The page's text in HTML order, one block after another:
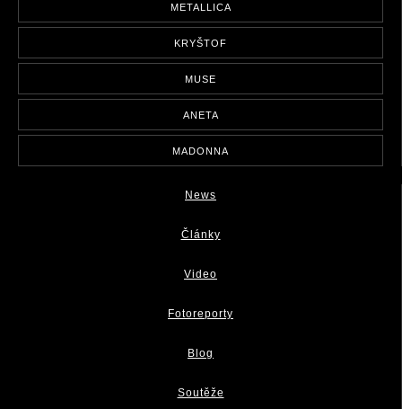
METALLICA
KRYŠTOF
MUSE
ANETA
MADONNA
News
Články
Video
Fotoreporty
Blog
Soutěže